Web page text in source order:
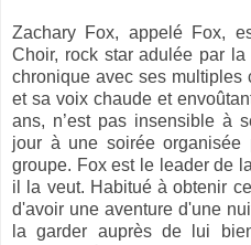
Zachary Fox, appelé Fox,
Choir, rock star adulée par
chronique avec ses multiples
et sa voix chaude et
ans, n’est pas insensible à
jour à une soirée organisée
groupe. Fox est le leader de
il la veut. Habitué à obtenir
d'avoir une aventure d'une
la garder auprès de lui